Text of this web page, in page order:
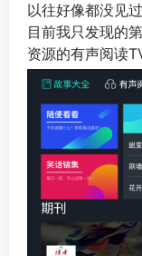
以往好像都没见
目前我只发现的
资源的有声阅读